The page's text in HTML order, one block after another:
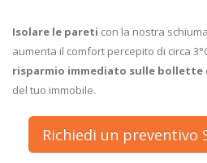
Isolare le pareti con la nostra
aumenta il comfort percepito di circa
risparmio immediato sulle bollette
del tuo immobile.
Richiedi un preventivo